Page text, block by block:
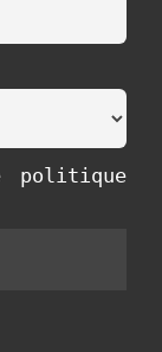
politique